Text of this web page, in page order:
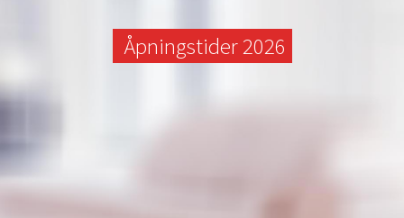
Åpningstider 2026